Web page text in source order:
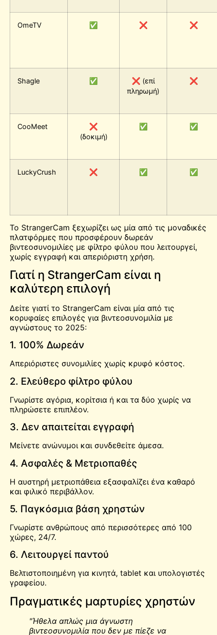
OmeTV ✅ ❌ ❌
Shagle ✅
❌ (επί
πληρωμή)
❌
CooMeet
❌
(δοκιμή)
✅ ✅
LuckyCrush ❌ ✅ ✅
Το StrangerCam ξεχωρίζει ως μία από τις μοναδικές
πλατφόρμες που προσφέρουν δωρεάν
βιντεοσυνομιλίες με φίλτρο φύλου που λειτουργεί,
χωρίς εγγραφή και απεριόριστη χρήση.
Γιατί η StrangerCam είναι η
καλύτερη επιλογή
Δείτε γιατί το StrangerCam είναι μία από τις
κορυφαίες επιλογές για βιντεοσυνομιλία με
αγνώστους το 2025:
1. 100% Δωρεάν
Απεριόριστες συνομιλίες χωρίς κρυφό κόστος.
2. Ελεύθερο φίλτρο φύλου
Γνωρίστε αγόρια, κορίτσια ή και τα δύο χωρίς να
πληρώσετε επιπλέον.
3. Δεν απαιτείται εγγραφή
Μείνετε ανώνυμοι και συνδεθείτε άμεσα.
4. Ασφαλές & Μετριοπαθές
Η αυστηρή μετριοπάθεια εξασφαλίζει ένα καθαρό
και φιλικό περιβάλλον.
5. Παγκόσμια βάση χρηστών
Γνωρίστε ανθρώπους από περισσότερες από 100
χώρες, 24/7.
6. Λειτουργεί παντού
Βελτιστοποιημένη για κινητά, tablet και υπολογιστές
γραφείου.
Πραγματικές μαρτυρίες χρηστών
"Ήθελα απλώς μια άγνωστη
βιντεοσυνομιλία που δεν με πίεζε να